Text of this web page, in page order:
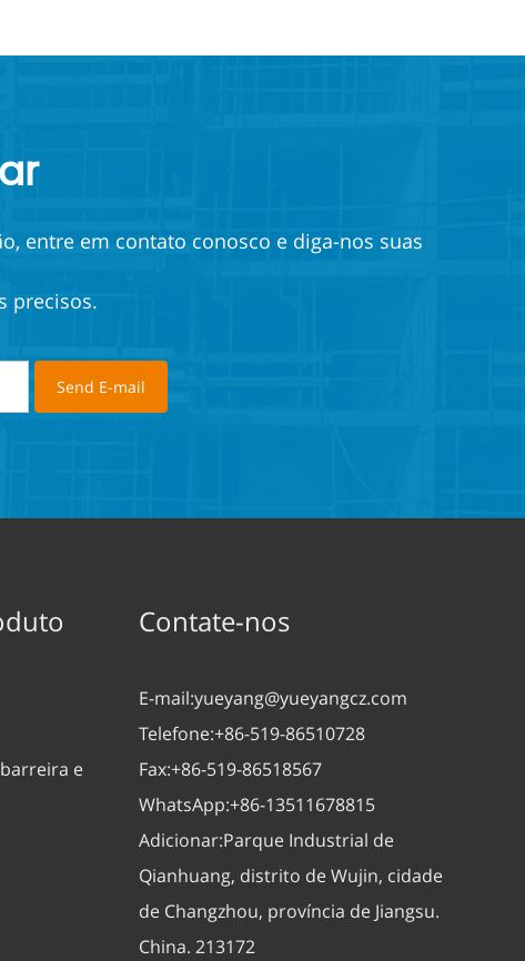
entre em contato conosco e diga-nos suas
precisos.
e
Contate-nos
E-mail:yueyang@yueyangcz.com
Telefone:+86-519-86510728
Fax:+86-519-86518567
WhatsApp:+86-13511678815
Adicionar:Parque Industrial de
Qianhuang, distrito de Wujin, cidade
de Changzhou, província de Jiangsu.
China. 213172